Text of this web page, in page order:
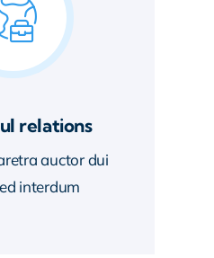
relations
auctor dui
interdum